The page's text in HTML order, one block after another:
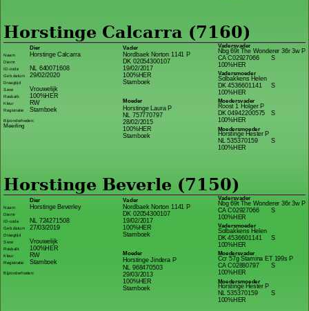
Horstinge Calcarra (7160)
Naam
Diernr
ID-code
Geb.datum
Draagtijd
Sexe
Rasbalk
Kleur
Registratie
Bijzonderheden:
Horstinge Calcarra
29/02/2020
Vrouwelijk
RW
100%HER
Stamboek
Meerling
Dier Vader
19/02/2017
Stamboek
Vadersvader
Vadersmoeder
Moedersvader
Moedersmoeder
Horstinge Hester P
NL 535370159
DK 02054300107
Nordbaek Norton 1141 P
Moeder
Horstinge Laura P
NL 757770797
28/02/2015
100%HER
Stamboek
NL 640071608
100%HER
100%HER
100%HER
Nbg 69t The Wonderer 36r 3w P
Solbakkens Helen
Roost 1 Holger P
100%HER
100%HER
DK 04942200575
CA C02927066
DK 4536601141
S
S
S
S
Horstinge Beverle (7150)
Naam
Diernr
ID-code
Geb.datum
Draagtijd
Sexe
Rasbalk
Kleur
Registratie
Bijzonderheden:
Horstinge Beverley
27/03/2019
Vrouwelijk
RW
100%HER
Stamboek
Dier Vader
19/02/2017
Stamboek
Vadersvader
Vadersmoeder
Moedersvader
Moedersmoeder
Horstinge Hester P
NL 535370159
DK 02054300107
Nordbaek Norton 1141 P
Moeder
Horstinge Jindera P
NL 968470503
29/03/2013
100%HER
Stamboek
NL 724271508
100%HER
100%HER
100%HER
Nbg 69t The Wonderer 36r 3w P
Solbakkens Helen
Ccr 57g Stamina ET 199s P
100%HER
100%HER
CA C02880797
CA C02927066
DK 4536601141
S
S
S
S